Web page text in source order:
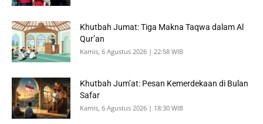
Khutbah Jumat: Tiga Makna Taqwa dalam Al
Qur’an
Kamis, 6 Agustus 2026 | 22:58 WIB
Khutbah Jum’at: Pesan Kemerdekaan di Bulan
Safar
Kamis, 6 Agustus 2026 | 18:30 WIB